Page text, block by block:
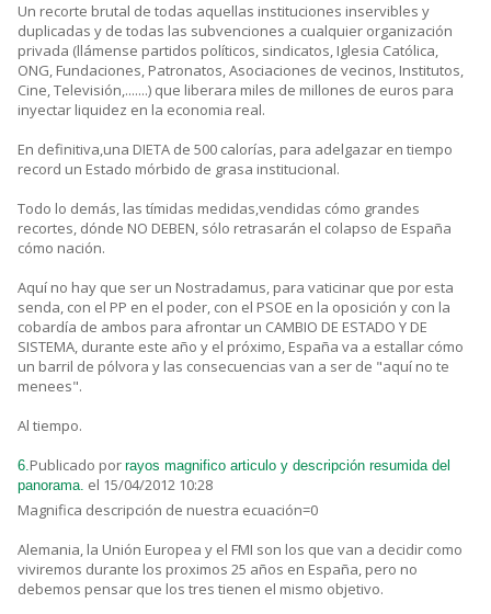
Un recorte brutal de todas aquellas instituciones inservibles y
duplicadas y de todas las subvenciones a cualquier organización
privada (llámense partidos políticos, sindicatos, Iglesia Católica,
ONG, Fundaciones, Patronatos, Asociaciones de vecinos, Institutos,
Cine, Televisión,.......) que liberara miles de millones de euros para
inyectar liquidez en la economia real.
En definitiva,una DIETA de 500 calorías, para adelgazar en tiempo
record un Estado mórbido de grasa institucional.
Todo lo demás, las tímidas medidas,vendidas cómo grandes
recortes, dónde NO DEBEN, sólo retrasarán el colapso de España
cómo nación.
Aquí no hay que ser un Nostradamus, para vaticinar que por esta
senda, con el PP en el poder, con el PSOE en la oposición y con la
cobardía de ambos para afrontar un CAMBIO DE ESTADO Y DE
SISTEMA, durante este año y el próximo, España va a estallar cómo
un barril de pólvora y las consecuencias van a ser de "aquí no te
menees".
Al tiempo.
6.Publicado por rayos magnifico articulo y descripción resumida del
panorama. el 15/04/2012 10:28
Magnifica descripción de nuestra ecuación=0
Alemania, la Unión Europea y el FMI son los que van a decidir como
viviremos durante los proximos 25 años en España, pero no
debemos pensar que los tres tienen el mismo objetivo.